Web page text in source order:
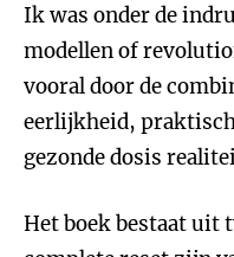
Ik was onder de
modellen of
vooral door de
eerlijkheid,
gezonde dosis
Het boek bestaat uit